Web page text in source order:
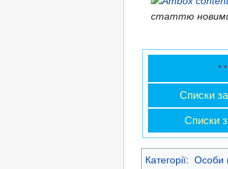
статтю
*
Списки
Списки
Категорії: Особи